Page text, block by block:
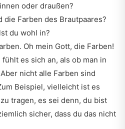
oder draußen?
die Farben des Brautpaares?
du wohl in?
Oh mein Gott, die Farben!
es sich an, als ob man in
nicht alle Farben sind
Beispiel, vielleicht ist es
tragen, es sei denn, du bist
sicher, dass du das nicht